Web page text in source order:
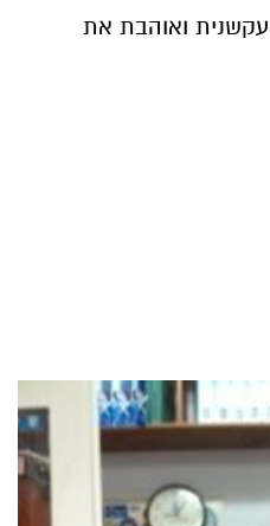
, חמודה, עקשנית ואוהבת את